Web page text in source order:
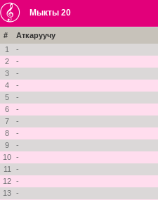
Мыкты 20
# Аткаруучу
1
-
2
-
3
-
4
-
5
-
6
-
7
-
8
-
9
-
10 -
11
-
12 -
13 -